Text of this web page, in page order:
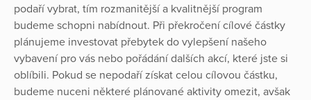
podaří vybrat, tím rozmanitější a kvalitnější program
budeme schopni nabídnout. Při překročení cílové částky
plánujeme investovat přebytek do vylepšení našeho
vybavení pro vás nebo pořádání dalších akcí, které jste si
oblíbili. Pokud se nepodaří získat celou cílovou částku,
budeme nuceni některé plánované aktivity omezit, avšak